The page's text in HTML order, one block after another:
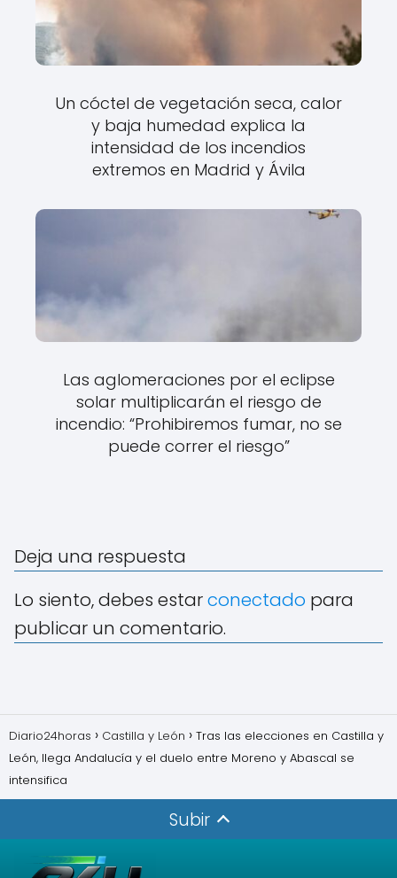
Un cóctel de vegetación seca, calor
y baja humedad explica la
intensidad de los incendios
extremos en Madrid y Ávila
Las aglomeraciones por el eclipse
solar multiplicarán el riesgo de
incendio: “Prohibiremos fumar, no se
puede correr el riesgo”
Deja una respuesta
Lo siento, debes estarconectado para
publicar un comentario.
Diario24horas Castilla y León
Tras las elecciones en Castilla y
León, llega Andalucía y el duelo entre Moreno y Abascal se
intensifica
Subir